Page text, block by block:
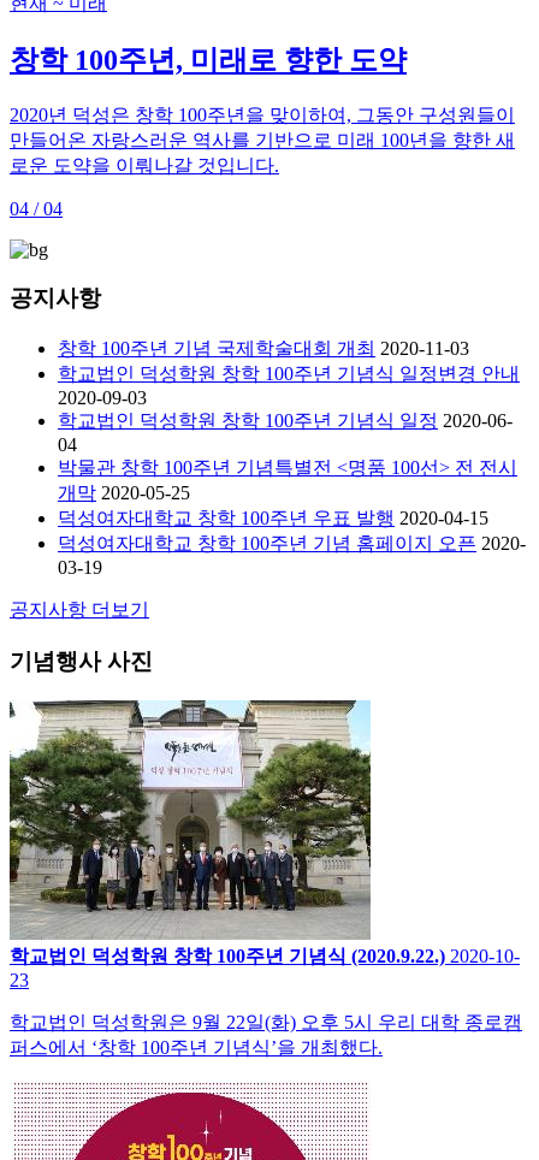
창학 100주년, 미래로 향한 도약
2020년 덕성은 창학 100주년을 맞이하여, 그동안 구성원들이
만들어온 자랑스러운 역사를 기반으로 미래 100년을 향한 새
로운 도약을 이뤄나갈 것입니다.
04 / 04
공지사항
창학 100주년 기념 국제학술대회 개최 2020-11-03
학교법인 덕성학원 창학 100주년 기념식 일정변경 안내
2020-09-03
학교법인 덕성학원 창학 100주년 기념식 일정 2020-06-
04
박물관 창학 100주년 기념특별전 <명품 100선> 전 전시
개막 2020-05-25
덕성여자대학교 창학 100주년 우표 발행 2020-04-15
덕성여자대학교 창학 100주년 기념 홈페이지 오픈 2020-
03-19
공지사항 더보기
기념행사 사진
학교법인 덕성학원 창학 100주년 기념식 (2020.9.22.) 2020-10-
23
학교법인 덕성학원은 9월 22일(화) 오후 5시 우리 대학 종로캠
퍼스에서 ‘창학 100주년 기념식’을 개최했다.